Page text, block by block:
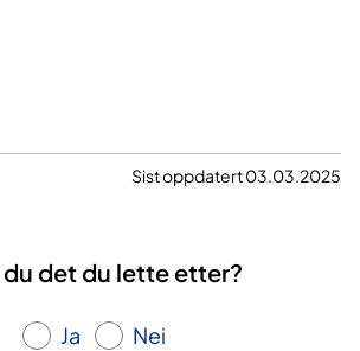
Sist oppdatert 03.03.2025
du det du lette etter?
Ja Nei